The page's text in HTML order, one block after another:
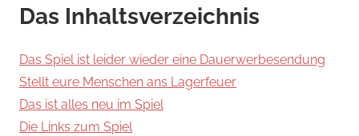
Das Inhaltsverzeichnis
Das Spiel ist leider wieder eine Dauerwerbesendung
Stellt eure Menschen ans Lagerfeuer
Das ist alles neu im Spiel
Die Links zum Spiel